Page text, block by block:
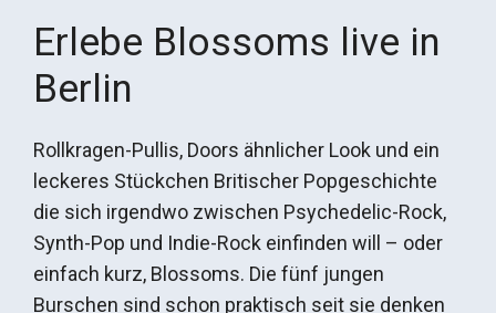
Erlebe Blossoms live in
Berlin
Rollkragen-Pullis, Doors ähnlicher Look und ein
leckeres Stückchen Britischer Popgeschichte
die sich irgendwo zwischen Psychedelic-Rock,
Synth-Pop und Indie-Rock einfinden will – oder
einfach kurz, Blossoms. Die fünf jungen
Burschen sind schon praktisch seit sie denken